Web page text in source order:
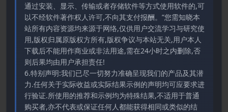
通过安装、显示、传输或者存储软件等方式使用软件的,可
以不经软件著作权人许可,不向其支付报酬。”您需知晓本
站所有内容资源均来源于网络,仅供用户交流学习与研究使
用,版权归属原版权方所有,版权争议与本站无关,用户本人
下载后不能用作商业或非法用途,需在24小时之内删除,否
则后果均由用户承担责任!
6.特别声明:我们已尽一切努力准确呈现我们的产品及其潜
力.任何关于实际收益或实际结果示例的声明均可应要求进
行验证.所使用的推荐和示例均为特殊结果,不适用于普通
购买者,亦不代表或保证任何人都能获得相同或类似的结